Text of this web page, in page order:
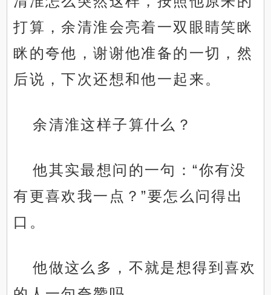
打算，余清淮会亮着一双眼睛笑眯
眯的夸他，谢谢他准备的一切，然
后说，下次还想和他一起来。
余清淮这样子算什么？
他其实最想问的一句：“你有没
有更喜欢我一点？”要怎么问得出
口。
他做这么多，不就是想得到喜欢